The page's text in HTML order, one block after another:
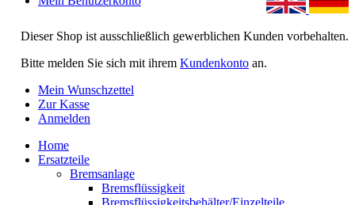
Dieser Shop ist ausschließlich gewerblichen Kunden vorbehalten.
Bitte melden Sie sich mit ihrem Kundenkonto an.
Mein Wunschzettel
Zur Kasse
Anmelden
Home
Ersatzteile
Bremsanlage
Bremsflüssigkeit
Bremsflüssigkeitsbehälter/Einzelteile